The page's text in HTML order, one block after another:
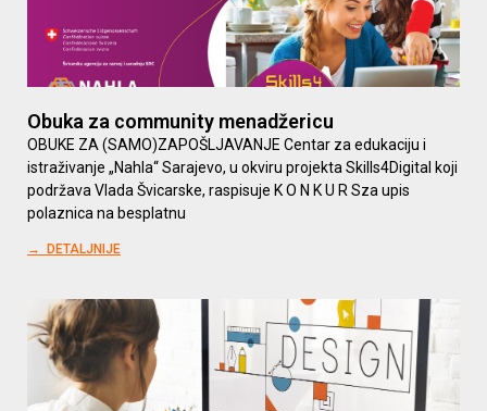
Obuka za community menadžericu
OBUKE ZA (SAMO)ZAPOŠLJAVANJE Centar za edukaciju i
istraživanje „Nahla“ Sarajevo, u okviru projekta Skills4Digital koji
podržava Vlada Švicarske, raspisuje K O N K U R Sza upis
polaznica na besplatnu
→ DETALJNIJE